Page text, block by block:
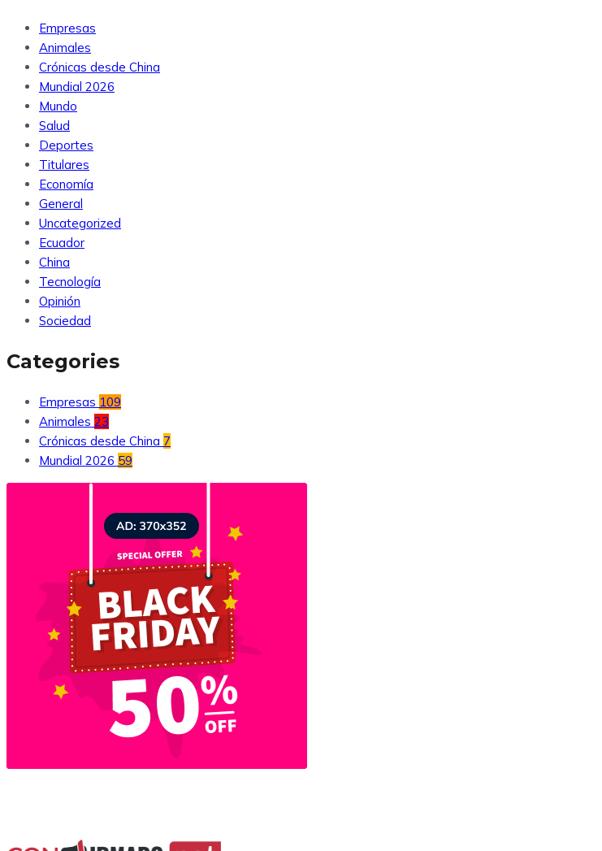
Empresas
Animales
Crónicas desde China
Mundial 2026
Mundo
Salud
Deportes
Titulares
Economía
General
Uncategorized
Ecuador
China
Tecnología
Opinión
Sociedad
Categories
Empresas 109
Animales 23
Crónicas desde China 7
Mundial 2026 59